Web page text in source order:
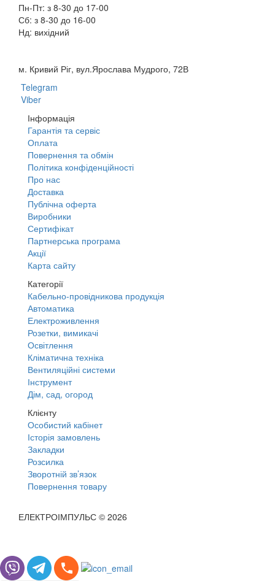
Пн-Пт: з 8-30 до 17-00
Сб: з 8-30 до 16-00
Нд: вихідний
м. Кривий Ріг, вул.Ярослава Мудрого, 72В
Telegram
Viber
Інформація
Гарантія та сервіс
Оплата
Повернення та обмін
Політика конфіденційності
Про нас
Доставка
Публічна оферта
Виробники
Сертифікат
Партнерська програма
Акції
Карта сайту
Категорії
Кабельно-провідникова продукція
Автоматика
Електроживлення
Розетки, вимикачі
Освітлення
Кліматична техніка
Вентиляційні системи
Інструмент
Дім, сад, огород
Клієнту
Особистий кабінет
Історія замовлень
Закладки
Розсилка
Зворотній зв’язок
Повернення товару
ЕЛЕКТРОІМПУЛЬС © 2026